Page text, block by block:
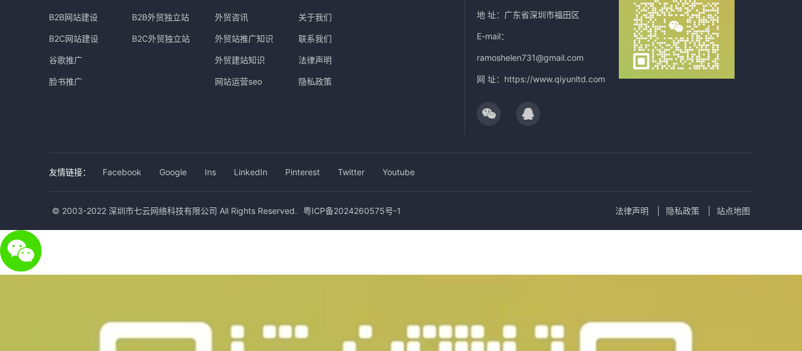
B2B网站建设
B2C网站建设
谷歌推广
脸书推广
B2B外贸独立站
B2C外贸独立站
外贸咨讯
外贸站推广知识
外贸建站知识
网站运营seo
关于我们
联系我们
法律声明
隐私政策
地 址：广东省深圳市福田区
E-mail：
ramoshelen731@gmail.com
网 址： https://www.qiyunltd.com
友情链接： Facebook Google Ins LinkedIn Pinterest Twitter Youtube
© 2003-2022 深圳市七云网络科技有限公司 All Rights Reserved. 粤ICP备2024260575号-1 法律声明 隐私政策 站点地图